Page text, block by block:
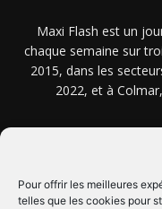
Pour offrir les meilleures
telles que les cookies pour
Maxi Flash est un
chaque semaine sur
2015, dans les
2022, et à